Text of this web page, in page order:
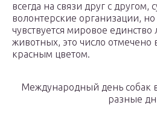
всегда на связи друг с другом,
волонтерские организации,
чувствуется мировое
животных, это число отмечено
красным цветом.
Международный день собак
разные